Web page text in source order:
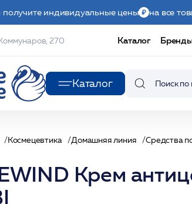
получите индивидуальные цены на все
270 Каталог
Каталог
Космецевтика Домашняя линия Средства
Крем